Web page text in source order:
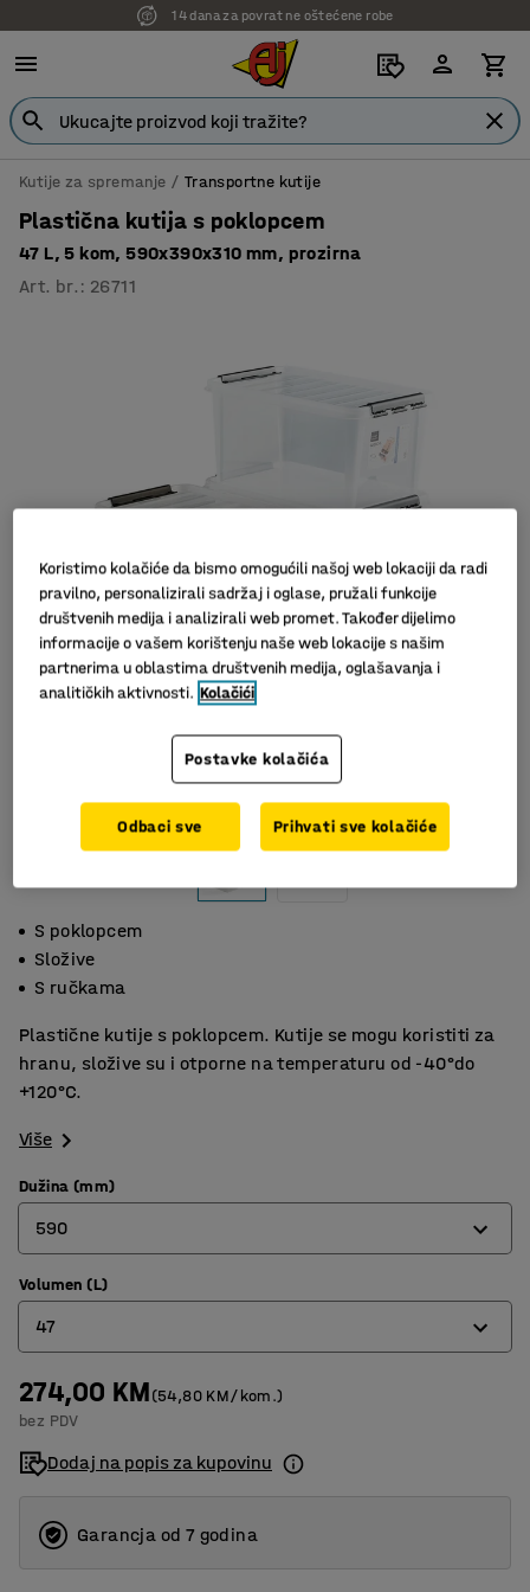
14 dana za povrat ne oštećene robe
Kutije za spremanje Transportne kutije
Plastična kutija s poklopcem
47 L, 5 kom, 590x390x310 mm, prozirna
Art. br. : 26711
S poklopcem
Složive
S ručkama
Plastične kutije s poklopcem. Kutije se mogu koristiti za
hranu, složive su i otporne na temperaturu od -40°do
+120°C.
Više
Dužina (mm)
590
340
400
500
590
720
Volumen (L)
47
8
14
25
32
274,00 KM(54,80 KM/kom.)
bez PDV
Dodaj na popis za kupovinu
Garancja od 7 godina
Koristimo kolačiće da bismo omogućili našoj web lokaciji da radi
pravilno, personalizirali sadržaj i oglase, pružali funkcije
društvenih medija i analizirali web promet. Također dijelimo
informacije o vašem korištenju naše web lokacije s našim
partnerima u oblastima društvenih medija, oglašavanja i
analitičkih aktivnosti. Kolačići
Postavke kolačića
Odbaci sve Prihvati sve kolačiće